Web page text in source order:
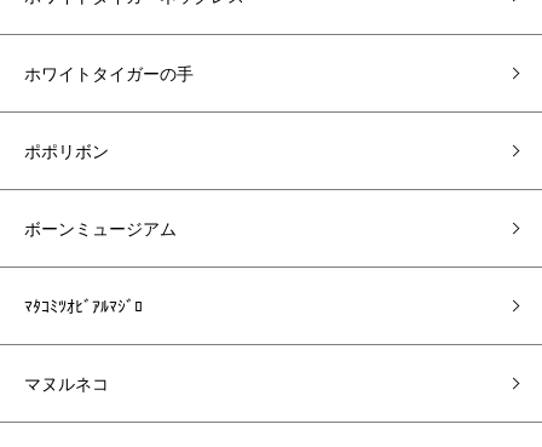
ホワイトタイガーの手
ポポリボン
ボーンミュージアム
ﾏﾀｺﾐﾂｵﾋﾞｱﾙﾏｼﾞﾛ
マヌルネコ